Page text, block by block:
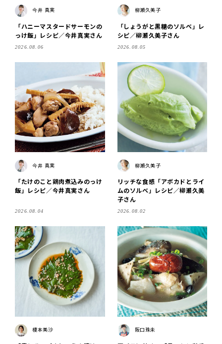
今井 真実
「ハニーマスタードサーモンの
っけ飯」レシピ／今井真実さん
2026.08.06
柳瀬久美子
「しょうがと黒糖のソルベ」レ
シピ／柳瀬久美子さん
2026.08.05
今井 真実
「たけのこと鶏肉煮込みのっけ
飯」レシピ／今井真実さん
2026.08.04
柳瀬久美子
リッチな食感「アボカドとライ
ムのソルベ」レシピ／柳瀬久美
子さん
2026.08.02
榎本美沙 阪口珠未